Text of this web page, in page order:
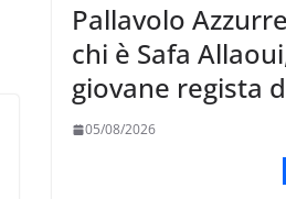
Pallavolo
chi è Safa
giovane regista
Bergamo
collegiale di
05/08/2026